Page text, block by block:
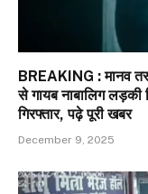
BREAKING : मानव
से गायब नाबालिग लड़की
गिरफ्तार, पढ़े पूरी खबर
December 9, 2025